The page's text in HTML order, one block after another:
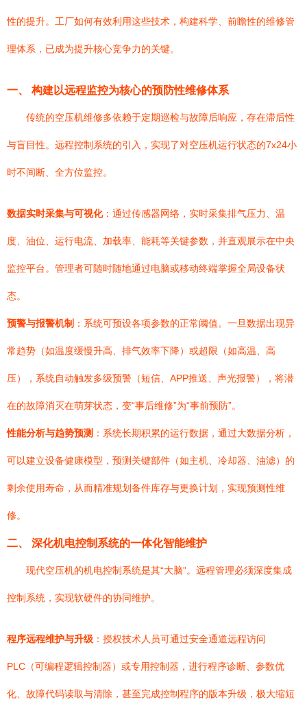
性的提升。工厂如何有效利用这些技术，构建科学、前瞻性的维修管
理体系，已成为提升核心竞争力的关键。
一、 构建以远程监控为核心的预防性维修体系
传统的空压机维修多依赖于定期巡检与故障后响应，存在滞后性
与盲目性。远程控制系统的引入，实现了对空压机运行状态的7x24小
时不间断、全方位监控。
数据实时采集与可视化：通过传感器网络，实时采集排气压力、温
度、油位、运行电流、加载率、能耗等关键参数，并直观展示在中央
监控平台。管理者可随时随地通过电脑或移动终端掌握全局设备状
态。
预警与报警机制 ：系统可预设各项参数的正常阈值。一旦数据出现异
常趋势（如温度缓慢升高、排气效率下降）或超限（如高温、高
压），系统自动触发多级预警（短信、APP推送、声光报警），将潜
在的故障消灭在萌芽状态，变“事后维修”为“事前预防”。
性能分析与趋势预测 ：系统长期积累的运行数据，通过大数据分析，
可以建立设备健康模型，预测关键部件（如主机、冷却器、油滤）的
剩余使用寿命，从而精准规划备件库存与更换计划，实现预测性维
修。
二、 深化机电控制系统的一体化智能维护
现代空压机的机电控制系统是其“大脑”。远程管理必须深度集成
控制系统，实现软硬件的协同维护。
程序远程维护与升级 ：授权技术人员可通过安全通道远程访问
PLC（可编程逻辑控制器）或专用控制器，进行程序诊断、参数优
化、故障代码读取与清除，甚至完成控制程序的版本升级，极大缩短